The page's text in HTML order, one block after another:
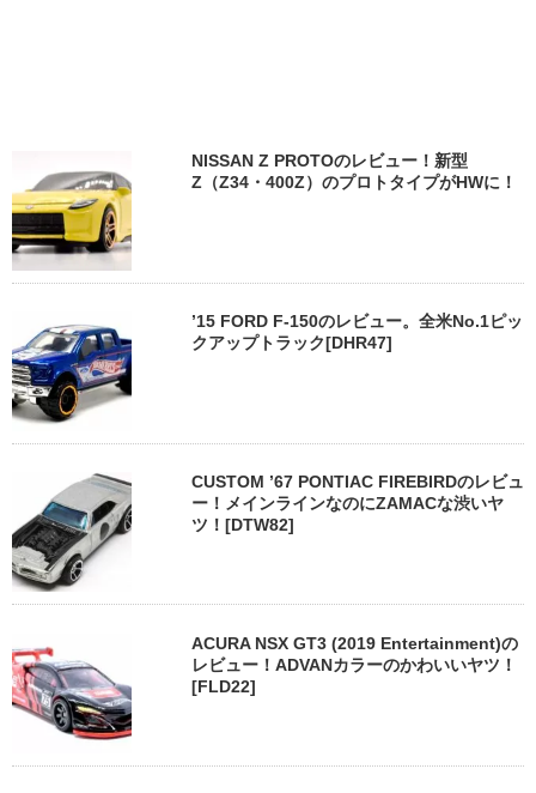
NISSAN Z PROTOのレビュー！新型
Z（Z34・400Z）のプロトタイプがHWに！
’15 FORD F-150のレビュー。全米No.1ピッ
クアップトラック[DHR47]
CUSTOM ’67 PONTIAC FIREBIRDのレビュ
ー！メインラインなのにZAMACな渋いヤ
ツ！[DTW82]
ACURA NSX GT3 (2019 Entertainment)の
レビュー！ADVANカラーのかわいいヤツ！
[FLD22]